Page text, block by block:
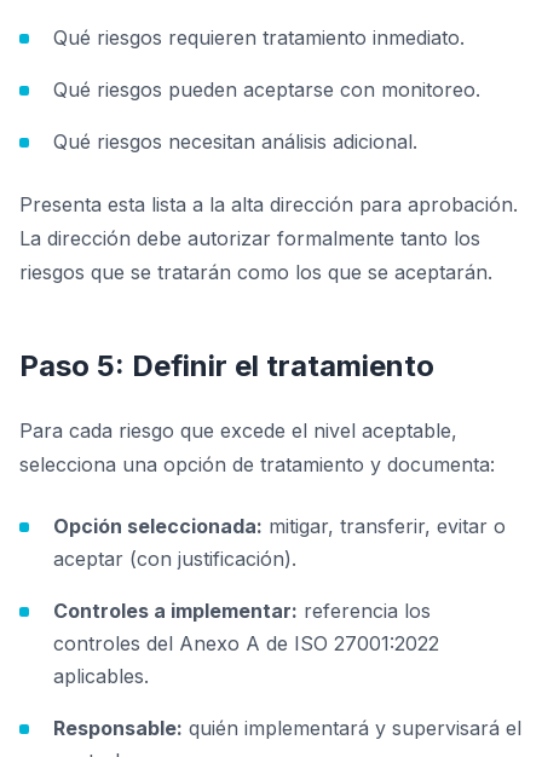
Qué riesgos requieren tratamiento inmediato.
Qué riesgos pueden aceptarse con monitoreo.
Qué riesgos necesitan análisis adicional.
Presenta esta lista a la alta dirección para aprobación.
La dirección debe autorizar formalmente tanto los
riesgos que se tratarán como los que se aceptarán.
Paso 5: Definir el tratamiento
Para cada riesgo que excede el nivel aceptable,
selecciona una opción de tratamiento y documenta:
Opción seleccionada: mitigar, transferir, evitar o
aceptar (con justificación).
Controles a implementar: referencia los
controles del Anexo A de ISO 27001:2022
aplicables.
Responsable: quién implementará y supervisará el